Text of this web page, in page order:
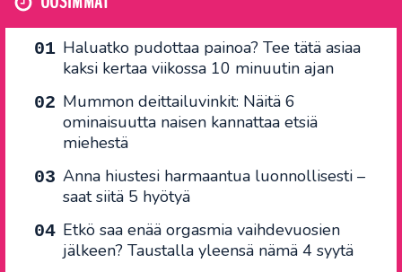
Haluatko pudottaa painoa? Tee tätä asiaa
kaksi kertaa viikossa 10 minuutin ajan
Mummon deittailuvinkit: Näitä 6
ominaisuutta naisen kannattaa etsiä
miehestä
Anna hiustesi harmaantua luonnollisesti –
saat siitä 5 hyötyä
Etkö saa enää orgasmia vaihdevuosien
jälkeen? Taustalla yleensä nämä 4 syytä